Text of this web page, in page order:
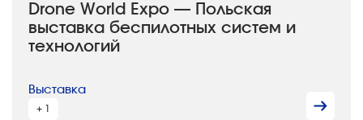
Drone World Expo — Польская
выставка беспилотных систем и
технологий
Выставка
+ 1